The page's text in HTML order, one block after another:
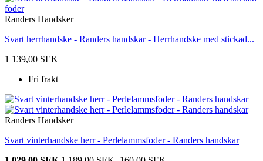
Randers Handsker
Svart herrhandske - Randers handskar - Herrhandske med stickad...
1 139,00 SEK
Fri frakt
Randers Handsker
Svart vinterhandske herr - Perlelammsfoder - Randers handskar